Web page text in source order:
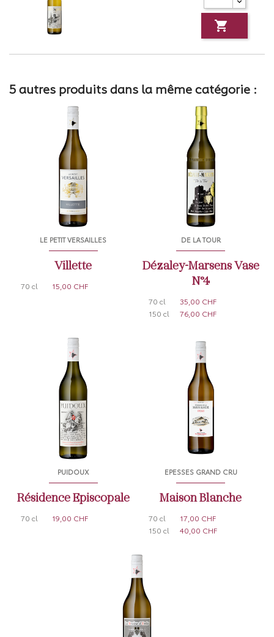

5 autres produits dans la même catégorie :
LE PETIT VERSAILLES
Villette
70 cl 15,00 CHF
DE LA TOUR
Dézaley-Marsens Vase
N°4
70 cl
35,00 CHF
150 cl
76,00 CHF
PUIDOUX
Résidence Episcopale
70 cl 19,00 CHF
EPESSES GRAND CRU
Maison Blanche
70 cl
17,00 CHF
150 cl
40,00 CHF